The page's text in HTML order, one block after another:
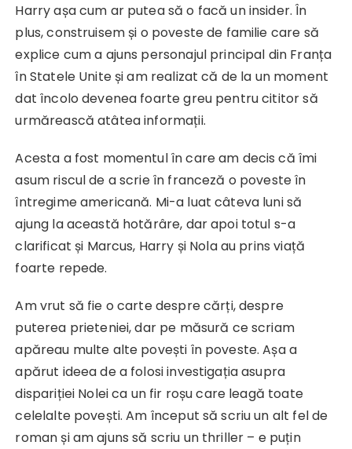
Harry așa cum ar putea să o facă un insider. În
plus, construisem și o poveste de familie care să
explice cum a ajuns personajul principal din Franța
în Statele Unite și am realizat că de la un moment
dat încolo devenea foarte greu pentru cititor să
urmărească atâtea informații.
Acesta a fost momentul în care am decis că îmi
asum riscul de a scrie în franceză o poveste în
întregime americană. Mi-a luat câteva luni să
ajung la această hotărâre, dar apoi totul s-a
clarificat și Marcus, Harry și Nola au prins viață
foarte repede.
Am vrut să fie o carte despre cărți, despre
puterea prieteniei, dar pe măsură ce scriam
apăreau multe alte povești în poveste. Așa a
apărut ideea de a folosi investigația asupra
dispariției Nolei ca un fir roșu care leagă toate
celelalte povești. Am început să scriu un alt fel de
roman și am ajuns să scriu un thriller – e puțin